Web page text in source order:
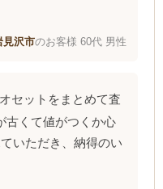
見沢市のお客様 60代 男性
セットをまとめて査
古くて値がつくか心
いただき、納得のい